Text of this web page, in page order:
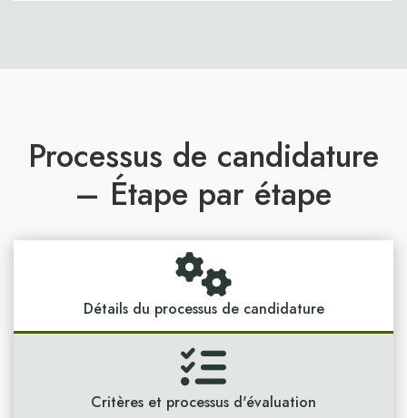
Processus de candidature
– Étape par étape
Détails du processus de candidature
Critères et processus d'évaluation